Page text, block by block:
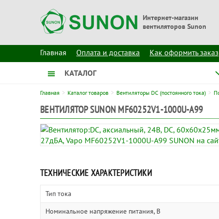
Интернет-магазин
вентиляторов Sunon
Главная Оплата и доставка Как оформить заказ
КАТАЛОГ
Главная Каталог товаров Вентиляторы DC (постоянного тока)
ВЕНТИЛЯТОР SUNON MF60252V1-1000U-A99
ТЕХНИЧЕСКИЕ ХАРАКТЕРИСТИКИ
Тип тока
Номинальное напряжение питания, В